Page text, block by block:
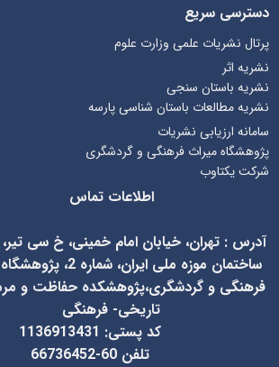
دسترسی سریع
پرتال نشریات علمی وزارت علوم
نشریه اثر
نشریه باستان سنجی
نشریه مطالعات باستان شناسی پارسه
سامانه ارزیابی نشریات
پژوهشگاه میراث فرهنگی و گردشگری
شرکت یکتاوب
اطلاعات تماس
آدرس : تهران، خیابان امام خمینی، خ سی تیر،
ساختمان موزه ملی ایران، شماره
فرهنگی و گردشگری،پژوهشکده حفاظت و
تاریخی- فرهنگی
کد پستی: 1136913431
تلفن 60-66736452